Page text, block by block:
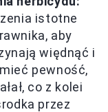
istotne
aby
więdnąć i
pewność,
co z kolei
przez